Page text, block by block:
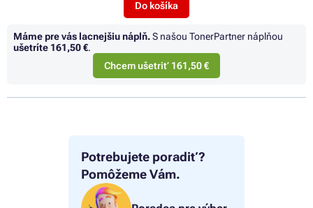
Potrebujete poradiť?
Pomôžeme Vám.
Do košíka
Máme pre vás lacnejšiu náplň.S našou TonerPartner náplňou
ušetríte 161,50 €.
Chcem ušetriť 161,50 €